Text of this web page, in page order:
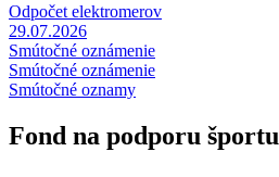
Odpočet elektromerov
29.07.2026
Smútočné oznámenie
Smútočné oznámenie
Smútočné oznamy
Fond na podporu športu